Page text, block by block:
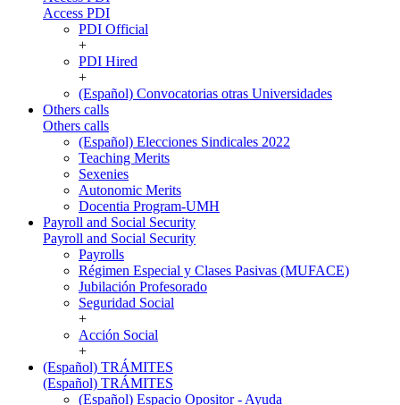
Access PDI
PDI Official
+
PDI Hired
+
(Español) Convocatorias otras Universidades
Others calls
Others calls
(Español) Elecciones Sindicales 2022
Teaching Merits
Sexenies
Autonomic Merits
Docentia Program-UMH
Payroll and Social Security
Payroll and Social Security
Payrolls
Régimen Especial y Clases Pasivas (MUFACE)
Jubilación Profesorado
Seguridad Social
+
Acción Social
+
(Español) TRÁMITES
(Español) TRÁMITES
(Español) Espacio Opositor - Ayuda